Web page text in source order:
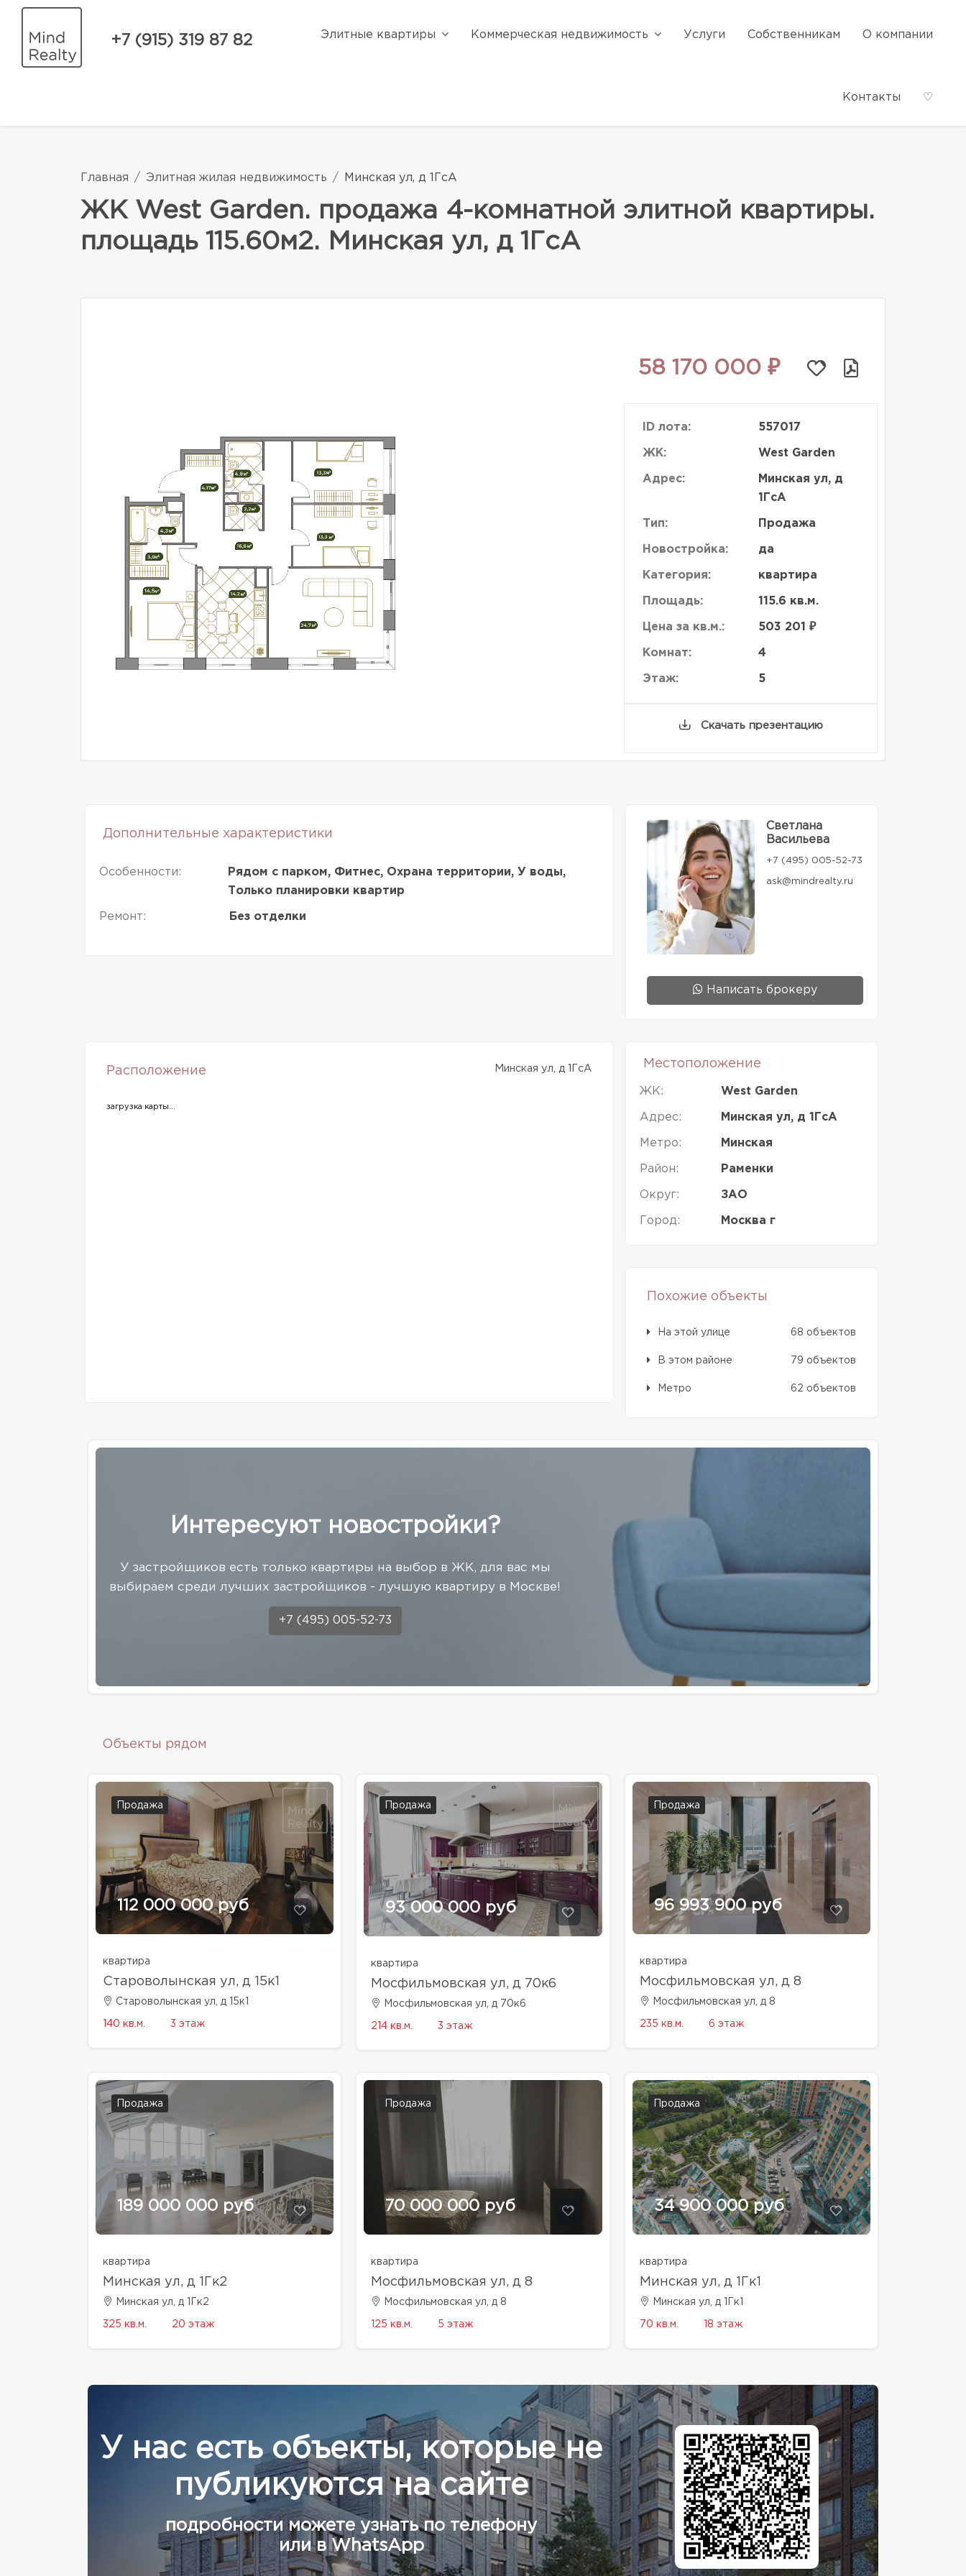
+7 (915) 319 87 82 Элитные квартиры Коммерческая недвижимость Услуги Собственникам О компании
Контакты ♡
Главная Элитная жилая недвижимость Минская ул, д 1ГсА
ЖК West Garden. продажа 4-комнатной элитной квартиры.
площадь 115.60м2. Минская ул, д 1ГсА
58 170 000 ₽
ID лота: 557017
ЖК: West Garden
Адрес:
Минская ул, д
1ГсА
Тип: Продажа
Новостройка: да
Категория: квартира
Площадь: 115.6 кв.м.
Цена за кв.м.: 503 201 ₽
Комнат: 4
Этаж: 5
Скачать презентацию
Дополнительные характеристики
Особенности:
Рядом с парком, Фитнес, Охрана территории, У воды,
Только планировки квартир
Ремонт: Без отделки
Светлана
Васильева
+7 (495) 005-52-73
ask@mindrealty.ru
Написать брокеру
Расположение Минская ул, д 1ГсА
загрузка карты...
Местоположение
ЖК: West Garden
Адрес: Минская ул, д 1ГсА
Метро: Минская
Район: Раменки
Округ: ЗАО
Город: Москва г
Похожие объекты
На этой улице 68 объектов
В этом районе 79 объектов
Метро 62 объектов
Интересуют новостройки?
У застройщиков есть только квартиры на выбор в ЖК, для вас мы
выбираем среди лучших застройщиков - лучшую квартиру в Москве!
+7 (495) 005-52-73
Объекты рядом
Продажа
112 000 000 руб
квартира
Староволынская ул, д 15к1
Староволынская ул, д 15к1
140 кв.м. 3 этаж
Продажа
93 000 000 руб
квартира
Мосфильмовская ул, д 70к6
Мосфильмовская ул, д 70к6
214 кв.м. 3 этаж
Продажа
96 993 900 руб
квартира
Мосфильмовская ул, д 8
Мосфильмовская ул, д 8
235 кв.м. 6 этаж
Продажа
189 000 000 руб
квартира
Минская ул, д 1Гк2
Минская ул, д 1Гк2
325 кв.м. 20 этаж
Продажа
70 000 000 руб
квартира
Мосфильмовская ул, д 8
Мосфильмовская ул, д 8
125 кв.м. 5 этаж
Продажа
34 900 000 руб
квартира
Минская ул, д 1Гк1
Минская ул, д 1Гк1
70 кв.м. 18 этаж
У нас есть объекты, которые не
публикуются на сайте
подробности можете узнать по телефону
или в WhatsApp